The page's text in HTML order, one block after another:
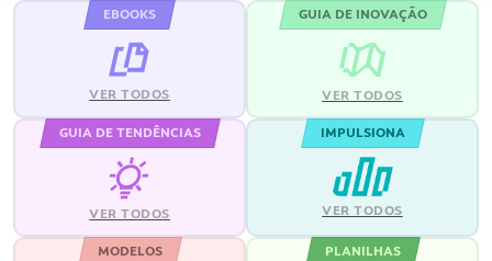
EBOOKS
VER TODOS
GUIA DE INOVAÇÃO
VER TODOS
GUIA DE TENDÊNCIAS
VER TODOS
IMPULSIONA
VER TODOS
MODELOS PLANILHAS